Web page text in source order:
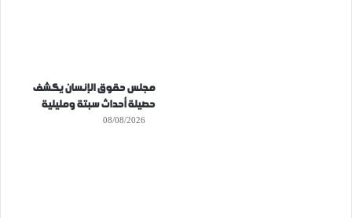
مجلس حقوق الإنسان يكشف
حصيلة أحداث سبتة ومليلية
08/08/2026